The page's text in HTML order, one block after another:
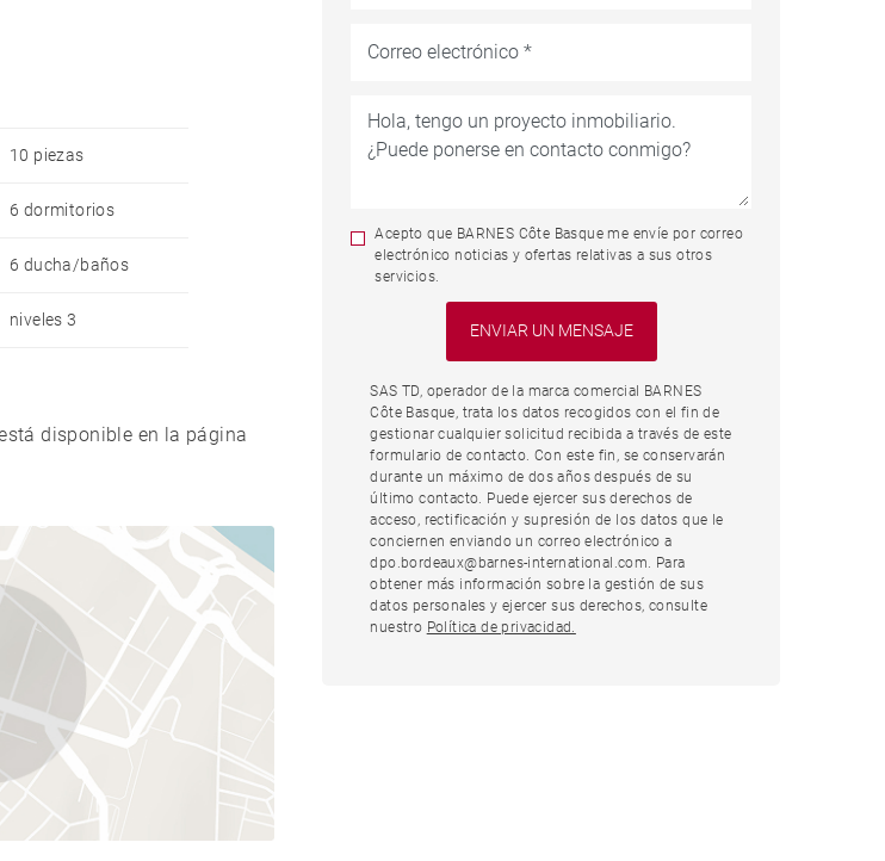
10 piezas
6 dormitorios
6 ducha/baños
niveles 3
disponible en la página
Acepto que BARNES Côte Basque me envíe por correo
electrónico noticias y ofertas relativas a sus otros
servicios.
SAS TD, operador de la marca comercial BARNES
Côte Basque, trata los datos recogidos con el fin de
gestionar cualquier solicitud recibida a través de este
formulario de contacto. Con este fin, se conservarán
durante un máximo de dos años después de su
último contacto. Puede ejercer sus derechos de
acceso, rectificación y supresión de los datos que le
conciernen enviando un correo electrónico a
dpo.bordeaux@barnes-international.com. Para
obtener más información sobre la gestión de sus
datos personales y ejercer sus derechos, consulte
nuestro Política de privacidad.